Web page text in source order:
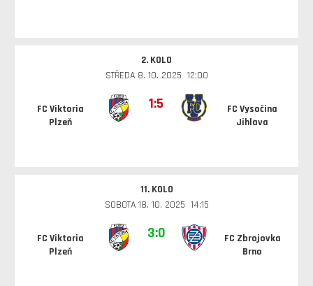
2. KOLO
STŘEDA 8. 10. 2025 12:00
FC Viktoria
Plzeň
1:5
FC Vysočina
Jihlava
11. KOLO
SOBOTA 18. 10. 2025 14:15
FC Viktoria
Plzeň
3:0
FC Zbrojovka
Brno